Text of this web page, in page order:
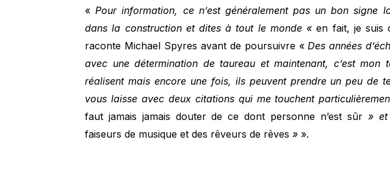
«Pour information, ce n’est généralement pas un bon signe
dans la construction et dites à tout le monde «en fait, je suis
raconte Michael Spyres avant de poursuivre «Des années
avec une détermination de taureau et maintenant, c’est mon
réalisent mais encore une fois, ils peuvent prendre un peu de
vous laisse avec deux citations qui me touchent
faut jamais jamais douter de ce dont personne n’est sûr» et
faiseurs de musique et des rêveurs de rêves » ».